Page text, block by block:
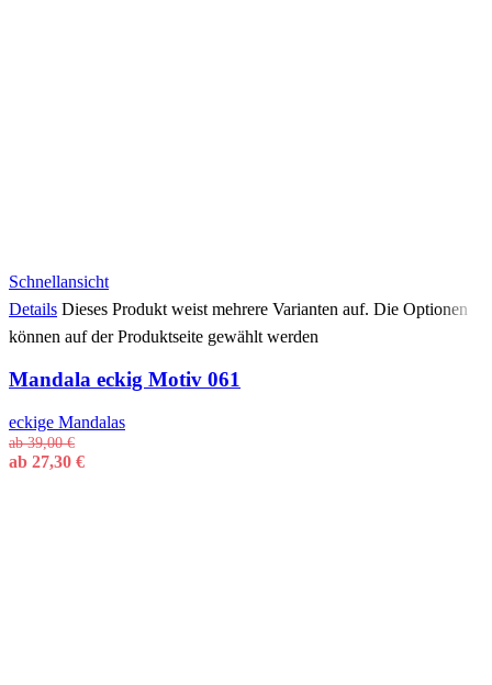
Schnellansicht
Details Dieses Produkt weist mehrere Varianten auf. Die Optionen
können auf der Produktseite gewählt werden
Mandala eckig Motiv 061
eckige Mandalas
ab39,00€
ab 27,30 €